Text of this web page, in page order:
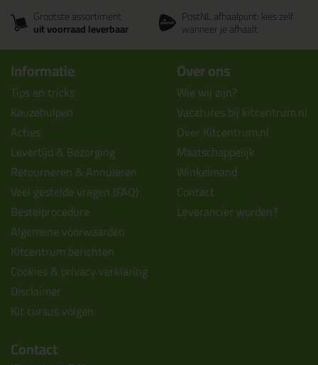
Grootste assortiment
uit voorraad leverbaar
PostNL afhaalpunt: kies zelf
wanneer je afhaalt
Informatie
Tips en tricks
Keuzehulpen
Acties
Levertijd & Bezorging
Retourneren & Annuleren
Veel gestelde vragen (FAQ)
Bestelprocedure
Algemene voorwaarden
Kitcentrum berichten
Cookies & privacy verklaring
Disclaimer
Kit cursus volgen
Over ons
Wie wij zijn?
Vacatures bij kitcentrum.nl
Over Kitcentrum.nl
Maatschappelijk
Winkelmand
Contact
Leverancier worden?
Contact